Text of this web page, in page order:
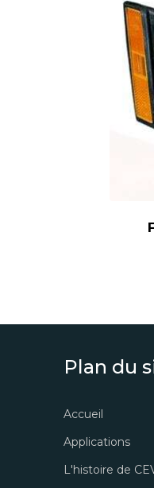
Plan du
Accueil
Applications
L'histoire de